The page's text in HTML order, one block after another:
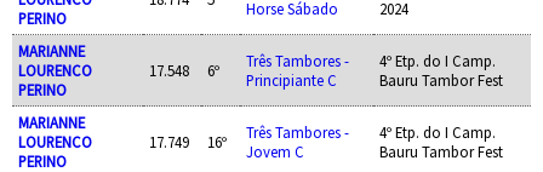
PERINO
Horse Sábado
2024
MARIANNE
LOURENCO
PERINO
17.548 6º
Três Tambores -
Principiante C
4º Etp. do I Camp.
Bauru Tambor Fest
MARIANNE
LOURENCO
PERINO
17.749 16º
Três Tambores -
Jovem C
4º Etp. do I Camp.
Bauru Tambor Fest